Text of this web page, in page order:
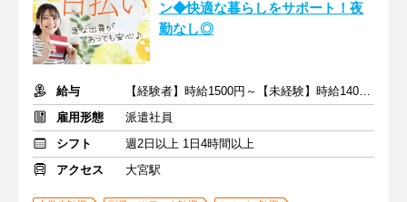
ン◆快適な暮らしをサポート！夜
勤なし◎
給与
【経験者】時給1500円～【未経験】時給1400円～ ※交通費全額
雇用形態
派遣社員
シフト
週2日以上 1日4時間以上
アクセス
大宮駅